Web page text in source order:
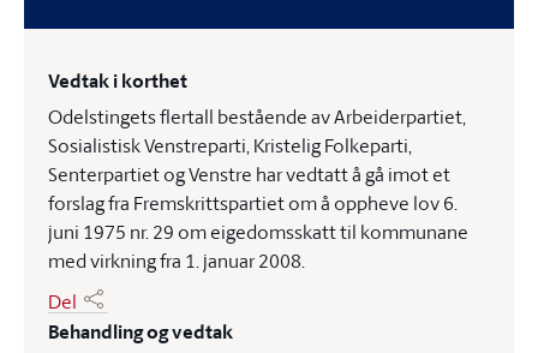
Vedtak i korthet
Odelstingets flertall bestående av Arbeiderpartiet,
Sosialistisk Venstreparti, Kristelig Folkeparti,
Senterpartiet og Venstre har vedtatt å gå imot et
forslag fra Fremskrittspartiet om å oppheve lov 6.
juni 1975 nr. 29 om eigedomsskatt til kommunane
med virkning fra 1. januar 2008.
Del
Behandling og vedtak